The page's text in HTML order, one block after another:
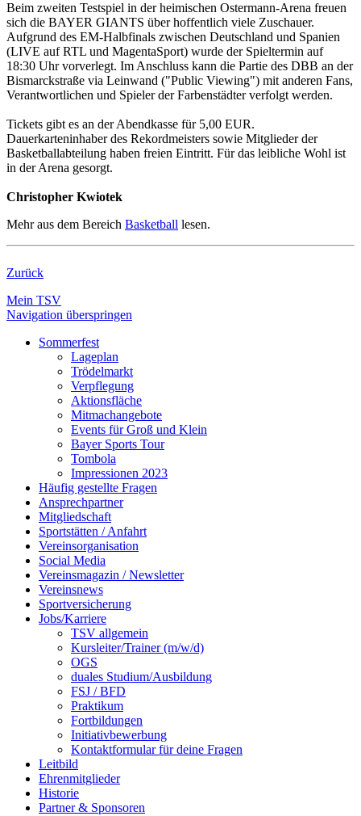
Beim zweiten Testspiel in der heimischen Ostermann-Arena freuen
sich die BAYER GIANTS über hoffentlich viele Zuschauer.
Aufgrund des EM-Halbfinals zwischen Deutschland und Spanien
(LIVE auf RTL und MagentaSport) wurde der Spieltermin auf
18:30 Uhr vorverlegt. Im Anschluss kann die Partie des DBB an der
Bismarckstraße via Leinwand ("Public Viewing") mit anderen Fans,
Verantwortlichen und Spieler der Farbenstädter verfolgt werden.
Tickets gibt es an der Abendkasse für 5,00 EUR.
Dauerkarteninhaber des Rekordmeisters sowie Mitglieder der
Basketballabteilung haben freien Eintritt. Für das leibliche Wohl ist
in der Arena gesorgt.
Christopher Kwiotek
Mehr aus dem Bereich Basketball lesen.
Zurück
Mein TSV
Navigation überspringen
Sommerfest
Lageplan
Trödelmarkt
Verpflegung
Aktionsfläche
Mitmachangebote
Events für Groß und Klein
Bayer Sports Tour
Tombola
Impressionen 2023
Häufig gestellte Fragen
Ansprechpartner
Mitgliedschaft
Sportstätten / Anfahrt
Vereinsorganisation
Social Media
Vereinsmagazin / Newsletter
Vereinsnews
Sportversicherung
Jobs/Karriere
TSV allgemein
Kursleiter/Trainer (m/w/d)
OGS
duales Studium/Ausbildung
FSJ / BFD
Praktikum
Fortbildungen
Initiativbewerbung
Kontaktformular für deine Fragen
Leitbild
Ehrenmitglieder
Historie
Partner & Sponsoren